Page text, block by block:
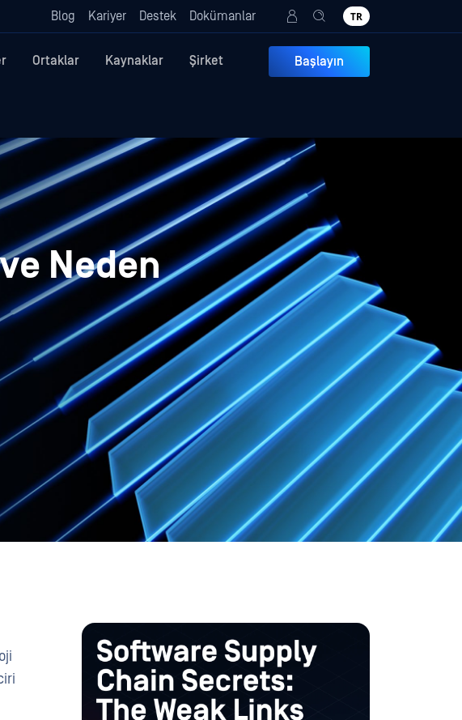
Blog Kariyer Destek Dokümanlar TR
Ortaklar Kaynaklar Şirket Başlayın
Neden